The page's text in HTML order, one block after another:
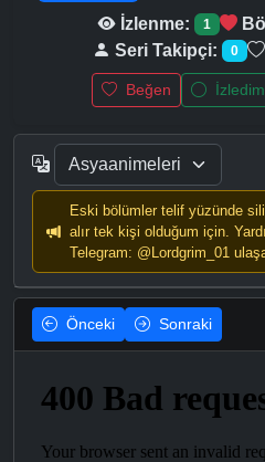
İzlenme:
1
Seri Takipçi: 0
Beğen İzledim
Eski bölümler telif yüzünde
alır tek kişi olduğum için.
Telegram: @Lordgrim_01
Önceki Sonraki